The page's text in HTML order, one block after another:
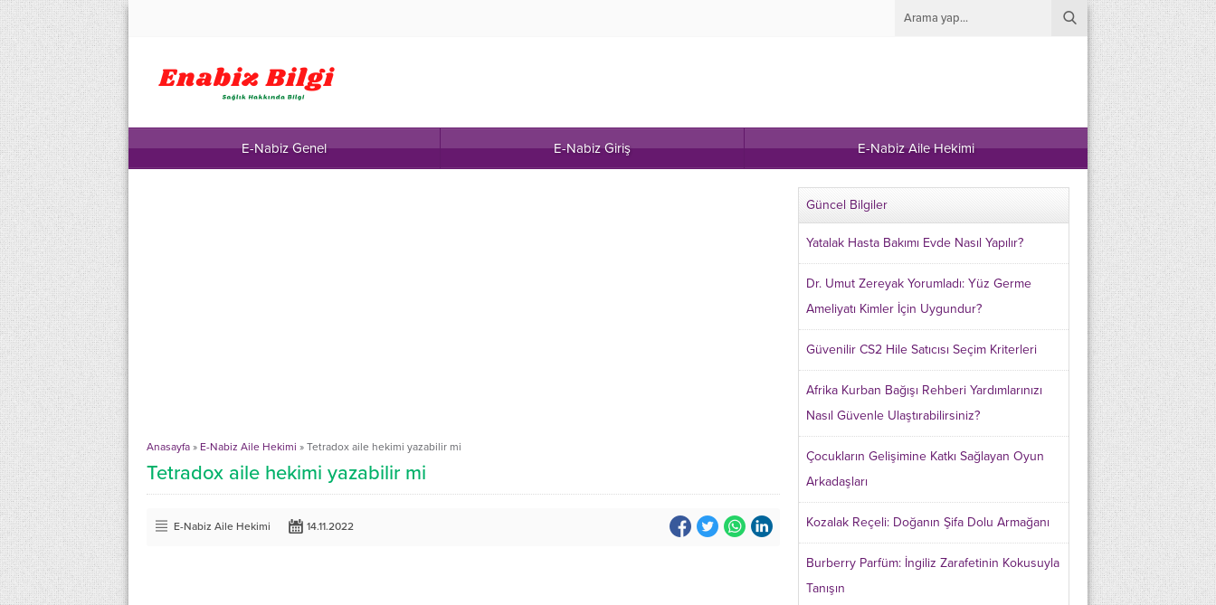
E-Nabiz Genel E-Nabiz Giriş E-Nabiz Aile Hekimi
Anasayfa » E-Nabiz Aile Hekimi » Tetradox aile hekimi yazabilir mi
Tetradox aile hekimi yazabilir mi
E-Nabiz Aile Hekimi 14.11.2022
Güncel Bilgiler
Yatalak Hasta Bakımı Evde Nasıl Yapılır?
Dr. Umut Zereyak Yorumladı: Yüz Germe
Ameliyatı Kimler İçin Uygundur?
Güvenilir CS2 Hile Satıcısı Seçim Kriterleri
Afrika Kurban Bağışı Rehberi Yardımlarınızı
Nasıl Güvenle Ulaştırabilirsiniz?
Çocukların Gelişimine Katkı Sağlayan Oyun
Arkadaşları
Kozalak Reçeli: Doğanın Şifa Dolu Armağanı
Burberry Parfüm: İngiliz Zarafetinin Kokusuyla
Tanışın